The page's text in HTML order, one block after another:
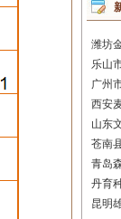
潍坊
乐山
广州
西安
山东
苍南
青岛
丹育
昆明